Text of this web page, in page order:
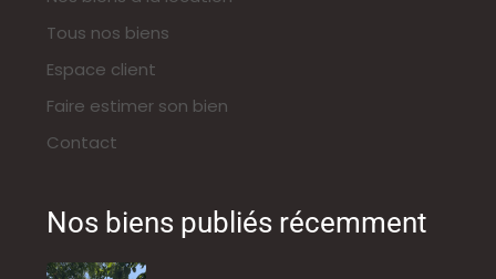
Tous nos biens
Espace client
Faire estimer son bien
Contact
Nos biens publiés récemment